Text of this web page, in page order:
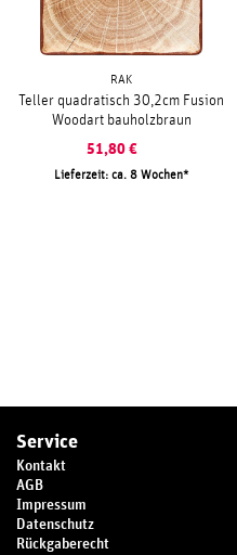
RAK
Teller quadratisch 30,2cm Fusion
Woodart bauholzbraun
51,80 €
Lieferzeit: ca. 8 Wochen
Service
Kontakt
AGB
Impressum
Datenschutz
Rückgaberecht